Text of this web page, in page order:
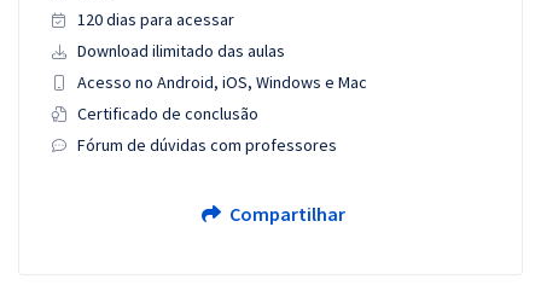
120 dias para acessar
Download ilimitado das aulas
Acesso no Android, iOS, Windows e Mac
Certificado de conclusão
Fórum de dúvidas com professores
Compartilhar